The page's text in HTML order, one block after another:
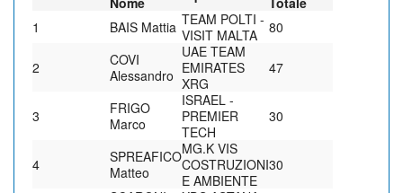
1
BAIS Mattia TEAM POLTI -
VISIT MALTA
80
2
COVI
Alessandro
UAE TEAM
EMIRATES
XRG
47
3
FRIGO
Marco
ISRAEL -
PREMIER
TECH
30
4
SPREAFICO
Matteo
MG.K VIS
COSTRUZIONI
E AMBIENTE
30